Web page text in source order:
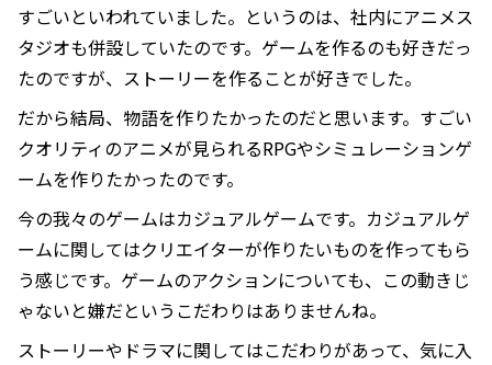
すごいといわれていました。というのは、社内にアニメス
タジオも併設していたのです。ゲームを作るのも好きだっ
たのですが、ストーリーを作ることが好きでした。
だから結局、物語を作りたかったのだと思います。すごい
クオリティのアニメが見られるRPGやシミュレーションゲ
ームを作りたかったのです。
今の我々のゲームはカジュアルゲームです。カジュアルゲ
ームに関してはクリエイターが作りたいものを作ってもら
う感じです。ゲームのアクションについても、この動きじ
ゃないと嫌だというこだわりはありませんね。
ストーリーやドラマに関してはこだわりがあって、気に入